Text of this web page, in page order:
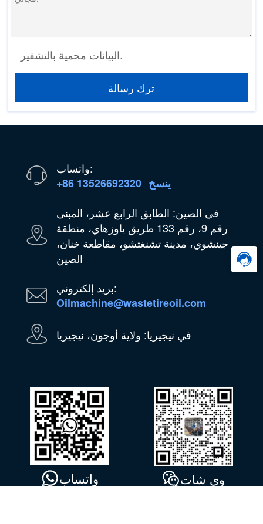
البيانات محمية بالتشفير.
ترك رسالة
واتساب:
+86 13526692320 ينسخ
في الصين: الطابق الرابع عشر، المبنى
رقم 9، رقم 133 طريق ياوزهاي، منطقة
جينشوي، مدينة تشنغتشو، مقاطعة خنان،
الصين
بريد إلكتروني:
Oilmachine@wastetireoil.com
في نيجيريا: ولاية أوجون، نيجيريا
واتساب وي شات